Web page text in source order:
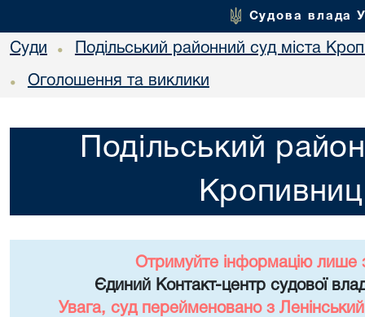
Судова влада
Суди • Подільський районний суд міста
• Оголошення та виклики
Подільський
Отримуйте інформацію лише
Єдиний Контакт-центр судової
Увага, суд перейменовано з